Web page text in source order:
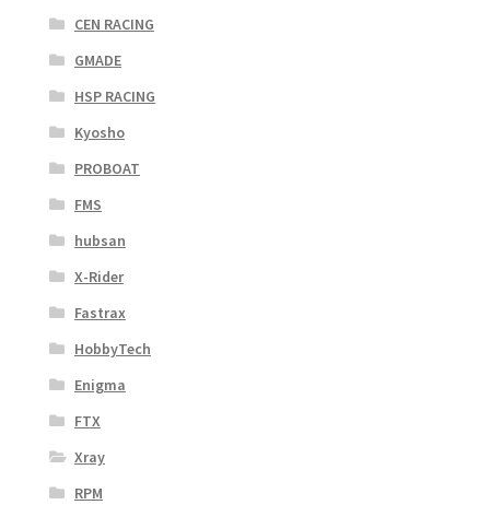
CEN RACING
GMADE
HSP RACING
Kyosho
PROBOAT
FMS
hubsan
X-Rider
Fastrax
HobbyTech
Enigma
FTX
Xray
RPM